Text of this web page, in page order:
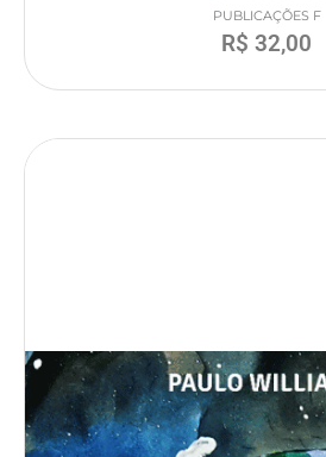
PUBLICAÇÕES F
R$ 32,00